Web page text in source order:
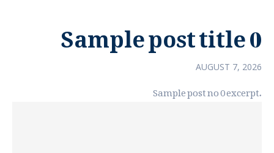
Sample post title 0
AUGUST 7, 2026
Sample post no 0 excerpt.